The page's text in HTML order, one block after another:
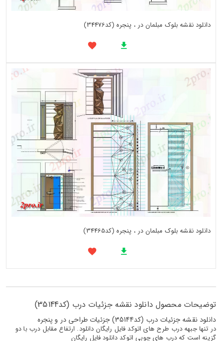
دانلود نقشه بلوک مبلمان در ، پنجره (کد34476)
دانلود نقشه بلوک مبلمان در ، پنجره (کد34465)
توضیحات محصول دانلود نقشه جزئیات درب (کد35144)
دانلود نقشه جزئیات درب (کد35144) جزئیات طراحی در و پنجره
در تنها جبهه درب طرح های اتوکد فایل رایگان دانلود. ارتفاع مقابل درب با دو
گزینه است که درب های چوبی اتوکد دانلود فایل رایگان